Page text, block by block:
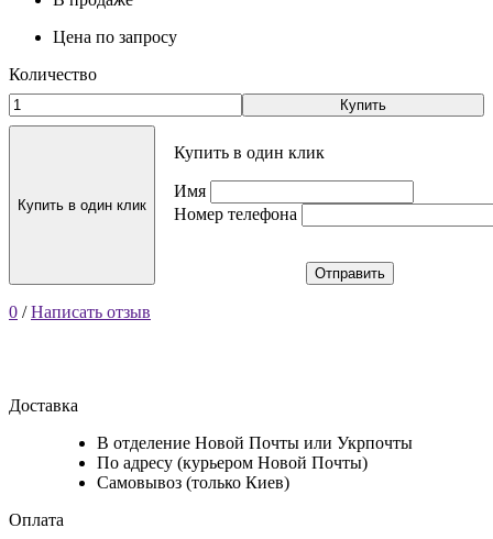
Цена по запросу
Количество
Купить
Купить в один клик
Купить в один клик
Имя
Номер телефона
Отправить
0 /Написать отзыв
Доставка
В отделение Новой Почты или Укрпочты
По адресу (курьером Новой Почты)
Самовывоз (только Киев)
Оплата